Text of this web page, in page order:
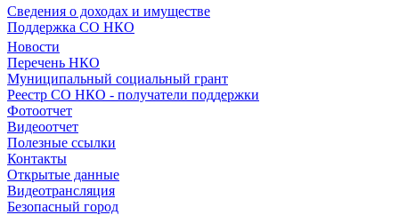
Сведения о доходах и имуществе
Поддержка СО НКО
Новости
Перечень НКО
Муниципальный социальный грант
Реестр СО НКО - получатели поддержки
Фотоотчет
Видеоотчет
Полезные ссылки
Контакты
Открытые данные
Видеотрансляция
Безопасный город